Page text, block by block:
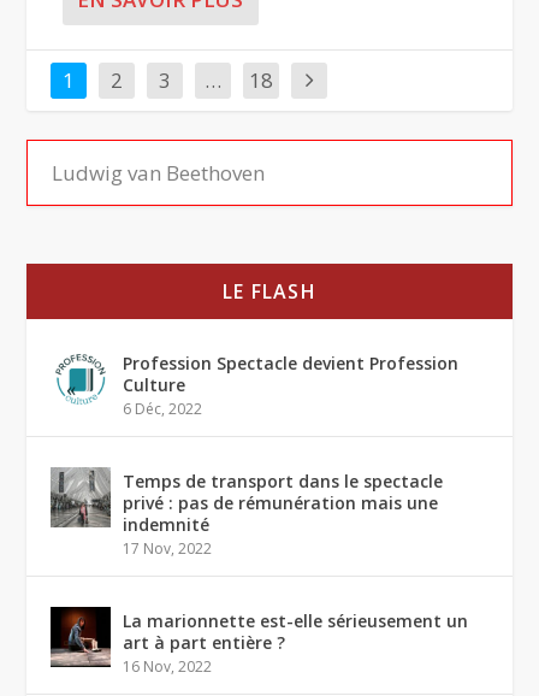
1 2 3 … 18
LE FLASH
Profession Spectacle devient Profession
Culture
6 Déc, 2022
Temps de transport dans le spectacle
privé : pas de rémunération mais une
indemnité
17 Nov, 2022
La marionnette est-elle sérieusement un
art à part entière ?
16 Nov, 2022